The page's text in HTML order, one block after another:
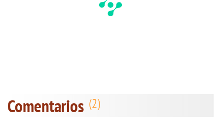
Comentarios